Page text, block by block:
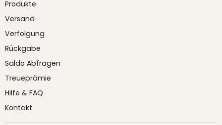
Produkte
Versand
Verfolgung
Rückgabe
Saldo Abfragen
Treueprämie
Hilfe & FAQ
Kontakt